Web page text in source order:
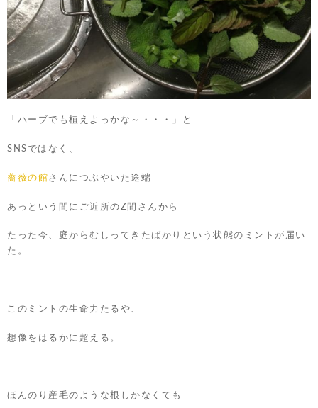
「ハーブでも植えよっかな～・・・」と
SNSではなく、
薔薇の館さんにつぶやいた途端
あっという間にご近所のZ間さんから
たった今、庭からむしってきたばかりという状態のミントが届い
た。
このミントの生命力たるや、
想像をはるかに超える。
ほんのり産毛のような根しかなくても